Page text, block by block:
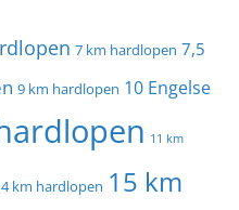
7 km hardlopen 7,5
9 km hardlopen 10 Engelse
11 km
km hardlopen 15 km